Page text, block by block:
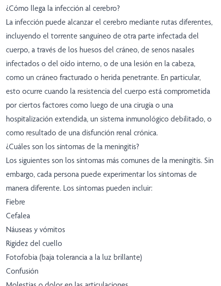
¿Cómo llega la infección al cerebro?
La infección puede alcanzar el cerebro mediante rutas diferentes,
incluyendo el torrente sanguíneo de otra parte infectada del
cuerpo, a través de los huesos del cráneo, de senos nasales
infectados o del oído interno, o de una lesión en la cabeza,
como un cráneo fracturado o herida penetrante. En particular,
esto ocurre cuando la resistencia del cuerpo está comprometida
por ciertos factores como luego de una cirugía o una
hospitalización extendida, un sistema inmunológico debilitado, o
como resultado de una disfunción renal crónica.
¿Cuáles son los síntomas de la meningitis?
Los siguientes son los síntomas más comunes de la meningitis. Sin
embargo, cada persona puede experimentar los síntomas de
manera diferente. Los síntomas pueden incluir:
Fiebre
Cefalea
Náuseas y vómitos
Rigidez del cuello
Fotofobia (baja tolerancia a la luz brillante)
Confusión